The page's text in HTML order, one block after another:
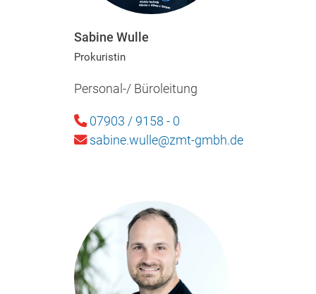
Sabine Wulle
Prokuristin
Personal-/ Büroleitung
07903 / 9158 - 0
sabine.wulle@zmt-gmbh.de